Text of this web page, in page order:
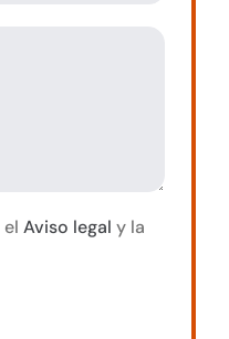
elAviso legal y la